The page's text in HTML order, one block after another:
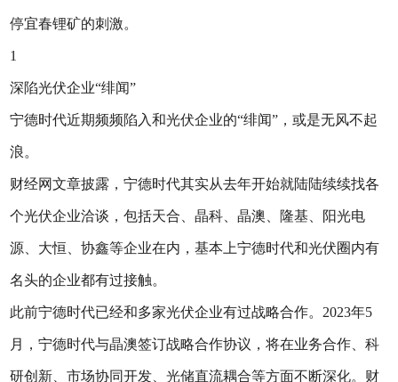
停宜春锂矿的刺激。
1
深陷光伏企业“绯闻”
宁德时代近期频频陷入和光伏企业的“绯闻”，或是无风不起
浪。
财经网文章披露，宁德时代其实从去年开始就陆陆续续找各
个光伏企业洽谈，包括天合、晶科、晶澳、隆基、阳光电
源、大恒、协鑫等企业在内，基本上宁德时代和光伏圈内有
名头的企业都有过接触。
此前宁德时代已经和多家光伏企业有过战略合作。2023年5
月，宁德时代与晶澳签订战略合作协议，将在业务合作、科
研创新、市场协同开发、光储直流耦合等方面不断深化。财